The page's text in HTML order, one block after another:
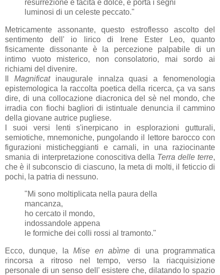
resurrezione è tacita e dolce, e porta i segni
luminosi di un celeste peccato."
Metricamente assonante, questo estroflesso ascolto del
sentimento dell' io lirico di Irene Ester Leo, quanto
fisicamente dissonante è la percezione palpabile di un
intimo vuoto misterico, non consolatorio, mai sordo ai
richiami del divenire.
Magnificatinaugurale innalza quasi a fenomenologia
epistemologica la raccolta poetica della ricerca, ça va sans
dire, di una collocazione diacronica del sè nel mondo, che
irradia con fiochi bagliori di istintuale denuncia il cammino
della giovane autrice pugliese.
I suoi versi lenti s'inerpicano in esplorazioni gutturali,
semiotiche, mnemoniche, pungolando il lettore barocco con
figurazioni misticheggianti e carnali, in una raziocinante
smania di interpretazione conoscitiva della Terra delle terre,
che è il subconscio di ciascuno, la meta di molti, il feticcio di
pochi, la patria di nessuno.
"Mi sono moltiplicata nella paura della
mancanza,
ho cercato il mondo,
indossandole appena
le formiche dei colli rossi al tramonto."
Ecco, dunque, laMise en abìmedi una programmatica
rincorsa a ritroso nel tempo, verso la riacquisizione
personale di un senso dell' esistere che, dilatando lo spazio